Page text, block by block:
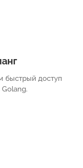
быстрый доступ